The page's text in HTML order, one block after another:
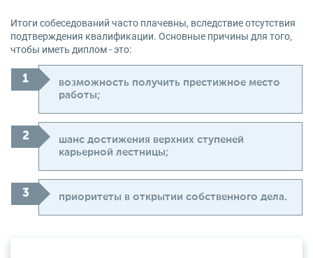
Итоги собеседований часто плачевны, вследствие отсутствия
подтверждения квалификации. Основные причины для того,
чтобы иметь диплом - это:
возможность получить престижное место
работы;
шанс достижения верхних ступеней
карьерной лестницы;
приоритеты в открытии собственного дела.